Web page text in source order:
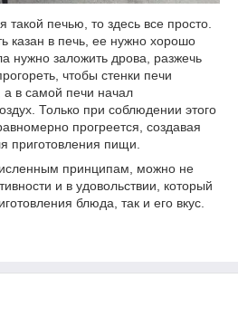
такой печью, то здесь все просто.
казан в печь, ее нужно хорошо
нужно заложить дрова, разжечь
чтобы стенки печи
а в самой печи начал
Только при соблюдении этого
прогреется, создавая
приготовления пищи.
принципам, можно не
и в удовольствии, который
блюда, так и его вкус.